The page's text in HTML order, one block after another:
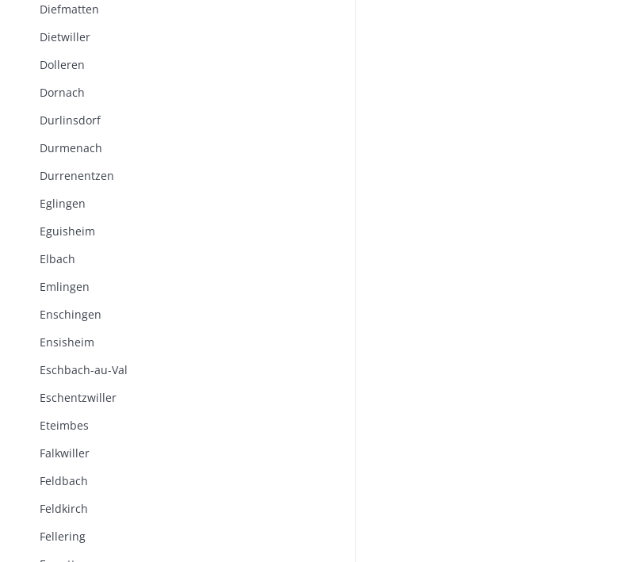
Diefmatten
Dietwiller
Dolleren
Dornach
Durlinsdorf
Durmenach
Durrenentzen
Eglingen
Eguisheim
Elbach
Emlingen
Enschingen
Ensisheim
Eschbach-au-Val
Eschentzwiller
Eteimbes
Falkwiller
Feldbach
Feldkirch
Fellering